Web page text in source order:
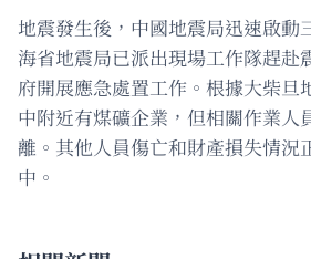
地震發生後，中國地震局迅速啟動
海省地震局已派出現場工作隊趕赴
府開展應急處置工作。根據大柴旦
中附近有煤礦企業，但相關作業人
離。其他人員傷亡和財產損失情況
中。